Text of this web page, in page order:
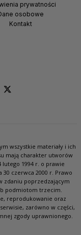
prywatności
osobowe
Kontakt
wszystkie materiały i ich
mają charakter utworów
1994 r. o prawie
czerwca 2000 r. Prawo
zdaniu poprzedzającym
podmiotom trzecim.
reprodukowanie oraz
zarówno w części,
zgody uprawnionego.